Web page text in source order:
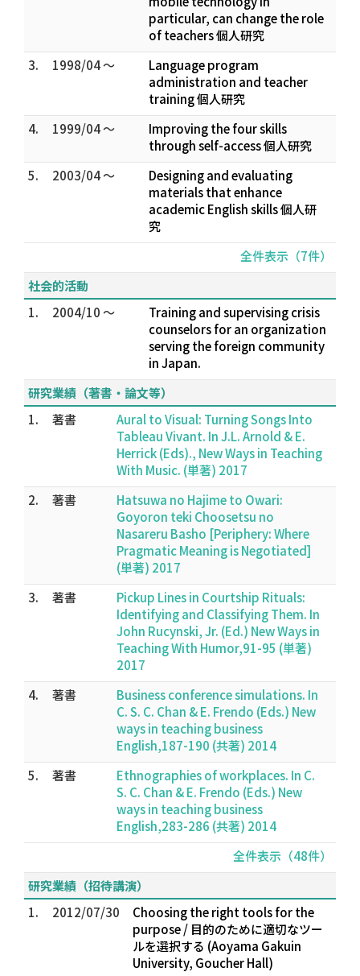
particular, can change the role
of teachers 個人研究
3.
1998/04 ～
Language program
administration and teacher
training 個人研究
4.
1999/04 ～
Improving the four skills
through self-access 個人研究
5.
2003/04 ～
Designing and evaluating
materials that enhance
academic English skills 個人研
究
全件表示（7件）
社会的活動
1.
2004/10 ～
Training and supervising crisis
counselors for an organization
serving the foreign community
in Japan.
研究業績（著書・論文等）
1.
著書
Aural to Visual: Turning Songs Into
Tableau Vivant. In J.L. Arnold & E.
Herrick (Eds)., New Ways in Teaching
With Music. (単著) 2017
2.
著書
Hatsuwa no Hajime to Owari:
Goyoron teki Choosetsu no
Nasareru Basho [Periphery: Where
Pragmatic Meaning is Negotiated]
(単著) 2017
3.
著書
Pickup Lines in Courtship Rituals:
Identifying and Classifying Them. In
John Rucynski, Jr. (Ed.) New Ways in
Teaching With Humor,91-95 (単著)
2017
4.
著書
Business conference simulations. In
C. S. C. Chan & E. Frendo (Eds.) New
ways in teaching business
English,187-190 (共著) 2014
5.
著書
Ethnographies of workplaces. In C.
S. C. Chan & E. Frendo (Eds.) New
ways in teaching business
English,283-286 (共著) 2014
全件表示（48件）
研究業績（招待講演）
1.
2012/07/30
Choosing the right tools for the
purpose / 目的のために適切なツー
ルを選択する (Aoyama Gakuin
University, Goucher Hall)